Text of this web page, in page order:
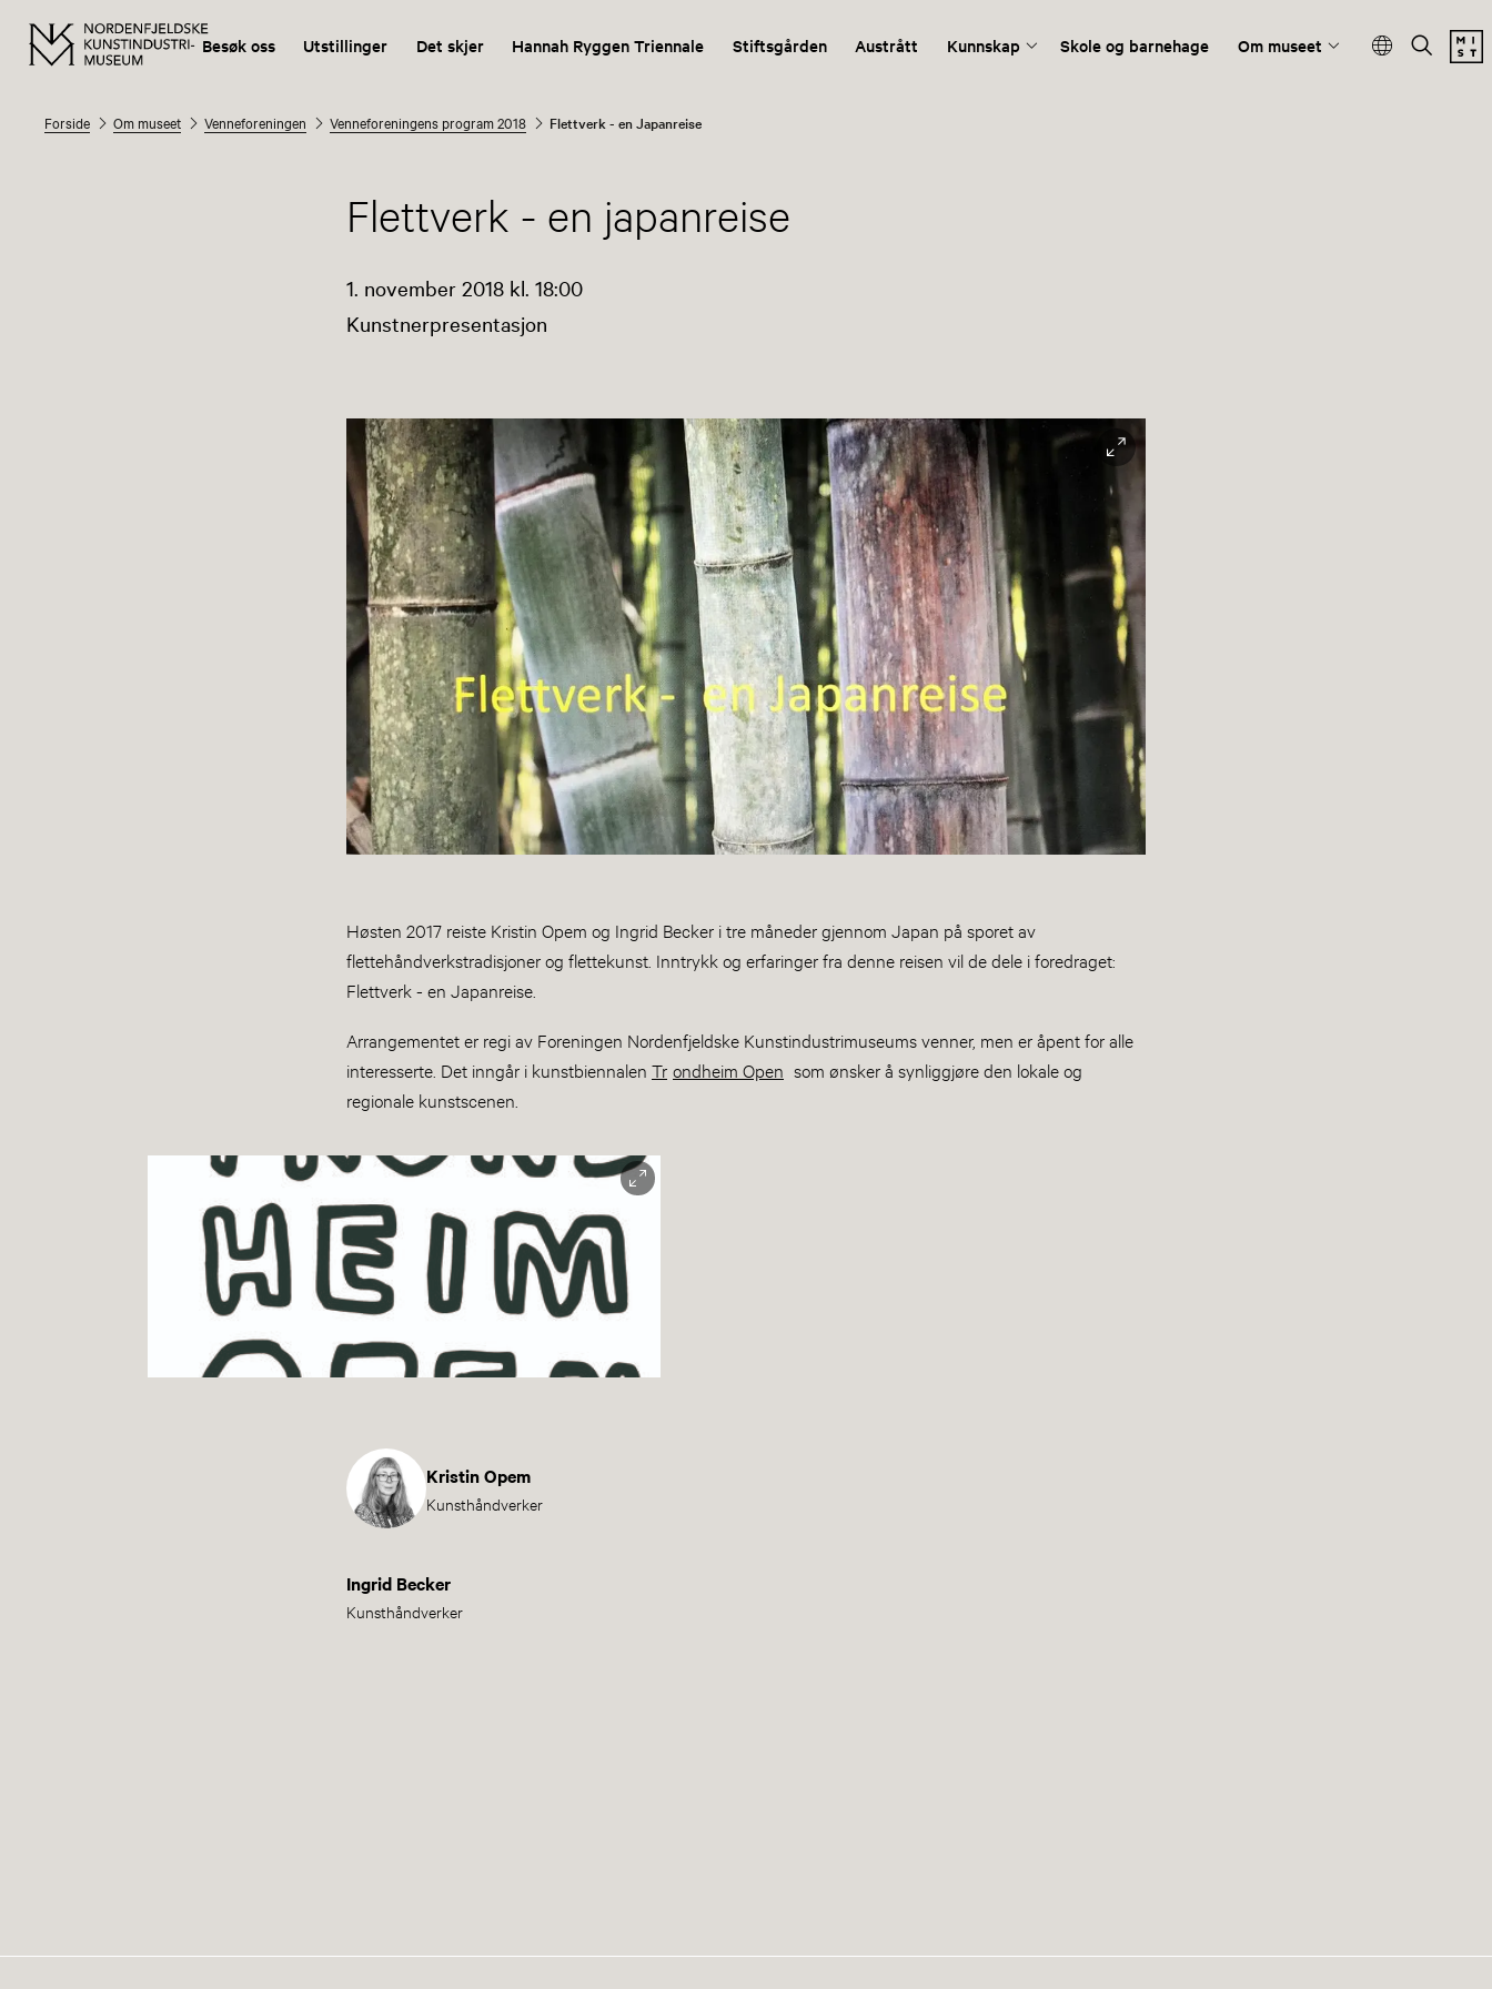
Besøk oss Utstillinger Det skjer Hannah Ryggen Triennale Stiftsgården Austrått Kunnskap Skole og barnehage Om museet
Forside Om museet Venneforeningen Venneforeningens program 2018 Flettverk - en Japanreise
Flettverk - en japanreise
1. november 2018 kl. 18:00
Kunstnerpresentasjon
Høsten 2017 reiste Kristin Opem og Ingrid Becker i tre måneder gjennom Japan på sporet av
flettehåndverkstradisjoner og flettekunst. Inntrykk og erfaringer fra denne reisen vil de dele i foredraget:
Flettverk - en Japanreise.
Arrangementet er regi av Foreningen Nordenfjeldske Kunstindustrimuseums venner, men er åpent for alle
interesserte. Det inngår i kunstbiennalen Tr ondheim Open som ønsker å synliggjøre den lokale og
regionale kunstscenen.
Kristin Opem
Kunsthåndverker
Ingrid Becker
Kunsthåndverker